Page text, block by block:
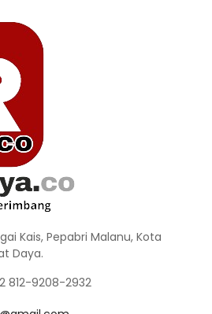
Kais, Pepabri Malanu, Kota
Daya.
812-9208-2932